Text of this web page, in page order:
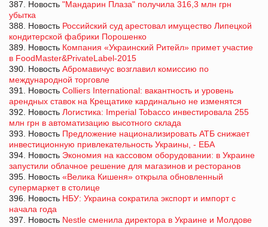
387. Новость "Мандарин Плаза" получила 316,3 млн грн
убытка
388. Новость Российский суд арестовал имущество Липецкой
кондитерской фабрики Порошенко
389. Новость Компания «Украинский Ритейл» примет участие
в FoodMaster&PrivateLabel-2015
390. Новость Абромавичус возглавил комиссию по
международной торговле
391. Новость Colliers International: вакантность и уровень
арендных ставок на Крещатике кардинально не изменятся
392. Новость Логистика: Imperial Tobacco инвестировала 255
млн грн в автоматизацию высотного склада
393. Новость Предложение национализировать АТБ снижает
инвестиционную привлекательность Украины, - ЕБА
394. Новость Экономия на кассовом оборудовании: в Украине
запустили облачное решение для магазинов и ресторанов
395. Новость «Велика Кишеня» открыла обновленный
супермаркет в столице
396. Новость НБУ: Украина сократила экспорт и импорт с
начала года
397. Новость Nestle сменила директора в Украине и Молдове